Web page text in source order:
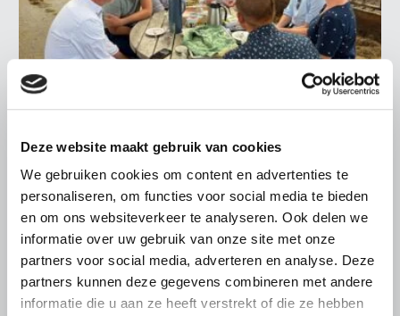
Deze website maakt gebruik van cookies
We gebruiken cookies om content en advertenties te
personaliseren, om functies voor social media te bieden
en om ons websiteverkeer te analyseren. Ook delen we
informatie over uw gebruik van onze site met onze
partners voor social media, adverteren en analyse. Deze
partners kunnen deze gegevens combineren met andere
informatie die u aan ze heeft verstrekt of die ze hebben
6 AUGUSTUS 2026
Kamerlid Goudzwaard (JA21)
bezoekt melkveehouderij in
Súdwest-Fryslân
LTO Nederland ontving gisteren Tweede Kamerlid
Maarten Goudzwaard (JA21) en beleidsmedewerker
Ronald Oenema op het melkveebedrijf van Jolmer de
Vries in It Heidenskip.